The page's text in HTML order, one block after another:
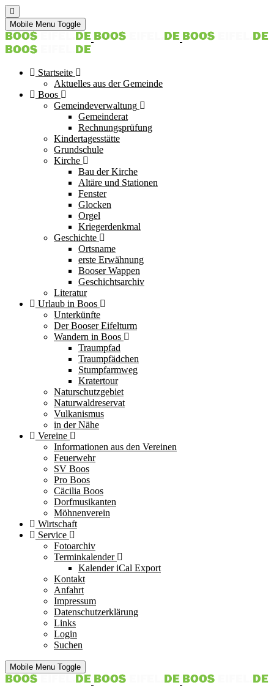
Mobile Menu Toggle
Startseite
Aktuelles aus der Gemeinde
Boos
Gemeindeverwaltung
Gemeinderat
Rechnungsprüfung
Kindertagesstätte
Grundschule
Kirche
Bau der Kirche
Altäre und Stationen
Fenster
Glocken
Orgel
Kriegerdenkmal
Geschichte
Ortsname
erste Erwähnung
Booser Wappen
Geschichtsarchiv
Literatur
Urlaub in Boos
Unterkünfte
Der Booser Eifelturm
Wandern in Boos
Traumpfad
Traumpfädchen
Stumpfarmweg
Kratertour
Naturschutzgebiet
Naturwaldreservat
Vulkanismus
in der Nähe
Vereine
Informationen aus den Vereinen
Feuerwehr
SV Boos
Pro Boos
Cäcilia Boos
Dorfmusikanten
Möhnenverein
Wirtschaft
Service
Fotoarchiv
Terminkalender
Kalender iCal Export
Kontakt
Anfahrt
Impressum
Datenschutzerklärung
Links
Login
Suchen
Mobile Menu Toggle